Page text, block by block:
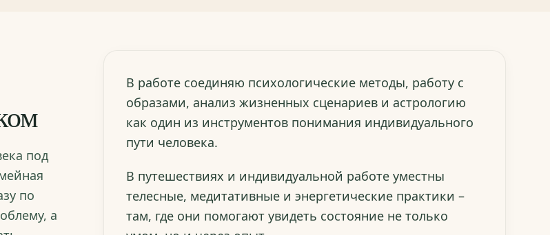
под
по
а
В работе соединяю психологические методы, работу с
образами, анализ жизненных сценариев и астрологию
как один из инструментов понимания индивидуального
пути человека.
В путешествиях и индивидуальной работе уместны
телесные, медитативные и энергетические практики –
там, где они помогают увидеть состояние не только